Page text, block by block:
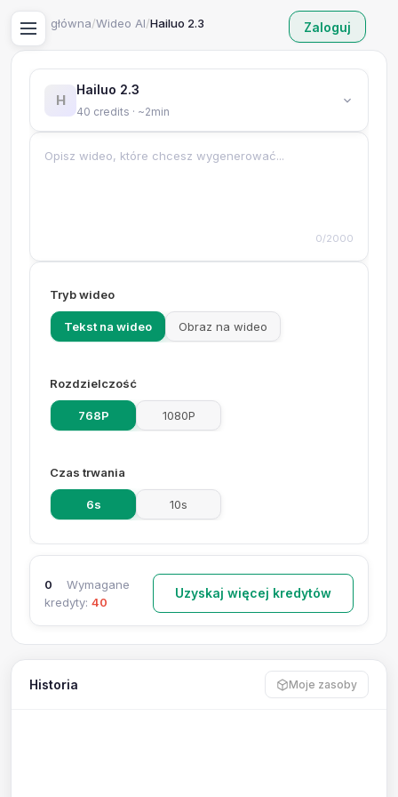
Strona główna/Wideo AI/Hailuo 2.3
H
Hailuo 2.3
40 credits · ~2min
0/2000
Tryb wideo
Tekst na wideo Obraz na wideo
Rozdzielczość
768P 1080P
Czas trwania
6s 10s
0
Wymagane
kredyty: 40
Uzyskaj więcej kredytów
Historia Moje zasoby
Zaloguj